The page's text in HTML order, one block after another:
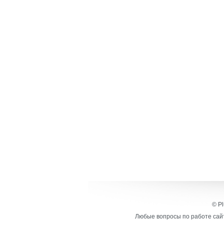
©
Любые вопросы по работе